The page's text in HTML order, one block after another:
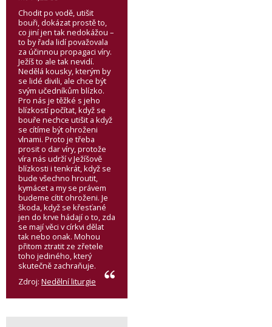
Chodit po vodě, utišit
bouři, dokázat prostě to,
co jiní jen tak nedokážou –
to by řada lidí považovala
za účinnou propagaci víry.
Ježíš to ale tak nevidí.
Nedělá kousky, kterým by
se lidé divili, ale chce být
svým učedníkům blízko.
Pro nás je těžké s jeho
blízkostí počítat, když se
bouře nechce utišit a když
se cítíme být ohroženi
vlnami. Proto je třeba
prosit o dar víry, protože
víra nás udrží v Ježíšově
blízkosti i tenkrát, když se
bude všechno hroutit,
kymácet a my se právem
budeme cítit ohroženi. Je
škoda, když se křesťané
jen do krve hádají o to, zda
se mají věci v církvi dělat
tak nebo onak. Mohou
přitom ztratit ze zřetele
toho jediného, který
skutečně zachraňuje.
Zdroj: Nedělní liturgie